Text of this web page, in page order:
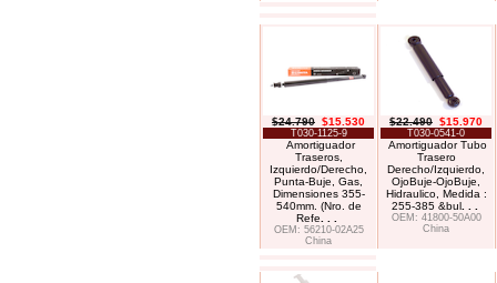
$24.790 $15.530
T030-1125-9
Amortiguador
Traseros,
Izquierdo/Derecho,
Punta-Buje, Gas,
Dimensiones 355-
540mm. (Nro. de
Refe
OEM: 56210-02A25
China
$22.490 $15.970
T030-0541-0
Amortiguador Tubo
Trasero
Derecho/Izquierdo,
OjoBuje-OjoBuje,
Hidraulico, Medida :
255-385 &bul. . .
OEM: 41800-50A00
China